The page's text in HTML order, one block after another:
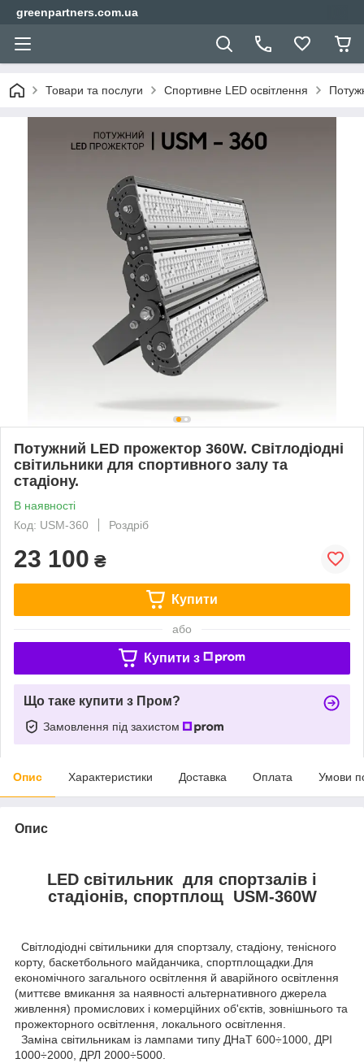
greenpartners.com.ua
Товари та послуги Спортивне LED освітлення
Потужний LED прожектор 360W. Світлодіодні
світильники для спортивного залу та
стадіону.
В наявності
Код: USM-360
Роздріб
23 100 ₴
Купити
або
Купити з
Що таке купити з Пром?
Замовлення під захистом
Опис Характеристики Доставка Оплата Умови
Опис
LED світильник для спортзалів і
стадіонів, спортплощ USM-360W
Світлодіодні світильники для спортзалу, стадіону, тенісного
корту, баскетбольного майданчика, спортплощадки.Для
економічного загального освітлення й аварійного освітлення
(миттєве вмикання за наявності альтернативного джерела
живлення) промислових і комерційних об'єктів, зовнішнього та
прожекторного освітлення, локального освітлення.
Заміна світильникам із лампами типу ДНаТ 600÷1000, ДРІ
1000÷2000, ДРЛ 2000÷5000.